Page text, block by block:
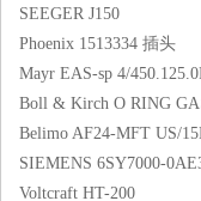
SEEGER J150
Phoenix 1513334 插头
Mayr EAS-sp 4/
Boll & Kirch O RING
Belimo AF24-MFT US/
SIEMENS 6SY7000-
Voltcraft HT-200